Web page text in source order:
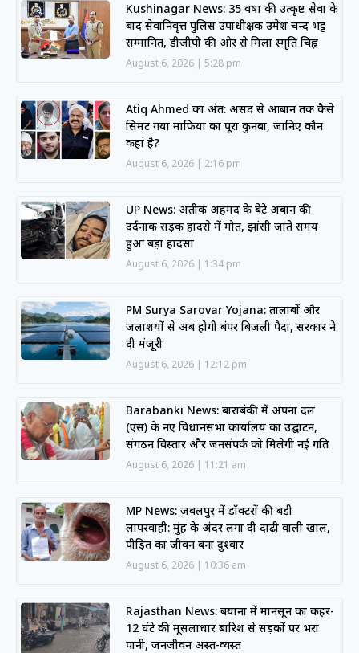
Kushinagar News: 35 वर्षों की उत्कृष्ट सेवा के
बाद सेवानिवृत्त पुलिस उपाधीक्षक उमेश चन्द भट्ट
सम्मानित, डीजीपी की ओर से मिला स्मृति चिह्न
August 6, 2026 5:28 pm
Atiq Ahmed का अंत: असद से आबान तक कैसे
सिमट गया माफिया का पूरा कुनबा, जानिए कौन
कहां है?
August 6, 2026 2:16 pm
UP News: अतीक अहमद के बेटे अबान की
दर्दनाक सड़क हादसे में मौत, झांसी जाते समय
हुआ बड़ा हादसा
August 6, 2026 1:34 pm
PM Surya Sarovar Yojana: तालाबों और
जलाशयों से अब होगी बंपर बिजली पैदा, सरकार ने
दी मंजूरी
August 6, 2026 12:12 pm
Barabanki News: बाराबंकी में अपना दल
(एस) के नए विधानसभा कार्यालय का उद्घाटन,
संगठन विस्तार और जनसंपर्क को मिलेगी नई गति
August 6, 2026 11:21 am
MP News: जबलपुर में डॉक्टरों की बड़ी
लापरवाही: मुंह के अंदर लगा दी दाढ़ी वाली खाल,
पीड़ित का जीवन बना दुश्वार
August 6, 2026 10:36 am
Rajasthan News: बयाना में मानसून का कहर-
12 घंटे की मूसलाधार बारिश से सड़कों पर भरा
पानी, जनजीवन अस्त-व्यस्त